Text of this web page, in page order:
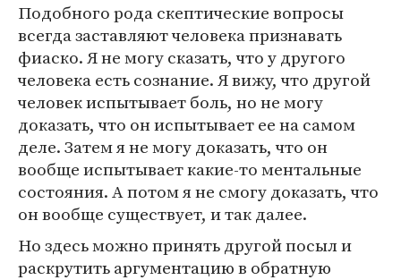
Подобного рода скептические вопросы
всегда заставляют человека признавать
фиаско. Я не могу сказать, что у другого
человека есть сознание. Я вижу, что другой
человек испытывает боль, но не могу
доказать, что он испытывает ее на самом
деле. Затем я не могу доказать, что он
вообще испытывает какие-то ментальные
состояния. А потом я не смогу доказать, что
он вообще существует, и так далее.
Но здесь можно принять другой посыл и
раскрутить аргументацию в обратную